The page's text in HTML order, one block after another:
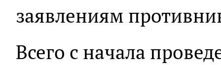
заявлениям
Всего с начала